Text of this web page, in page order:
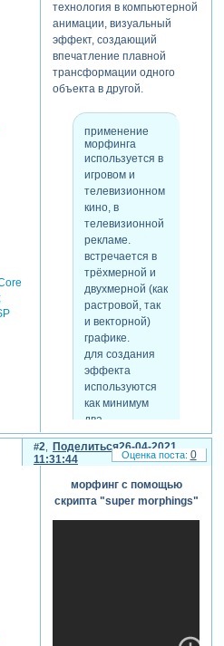
технология в компьютерной
анимации, визуальный
эффект, создающий
впечатление плавной
трансформации одного
объекта в другой.
применение
морфинга
используется в
игровом и
телевизионном
кино, в
телевизионной
рекламе.
встречается в
трёхмерной и
двухмерной (как
растровой, так
и векторной)
графике.
для создания
эффекта
используются
как минимум
два
изображения,
на которых
художник
задаёт в
зависимости от
Поделиться
2
26-04-2021
11:31:44
морфинг с помощью
скрипта "super morphings"
0